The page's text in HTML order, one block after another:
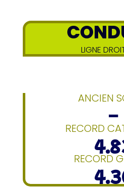
LIGNE
ANCIEN
–
RECORD
RECORD